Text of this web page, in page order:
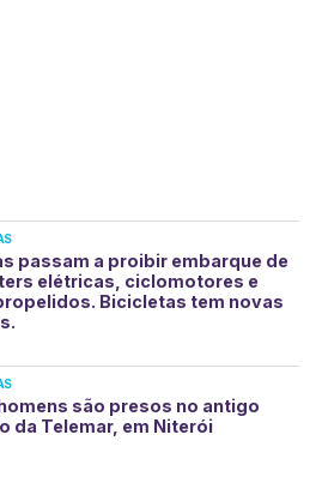
passam a proibir embarque de
elétricas, ciclomotores e
Bicicletas tem novas
são presos no antigo
da Telemar, em Niterói